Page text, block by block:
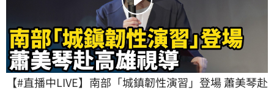
【#直播中LIVE】南部「城鎮韌性演習」登場 蕭美琴赴